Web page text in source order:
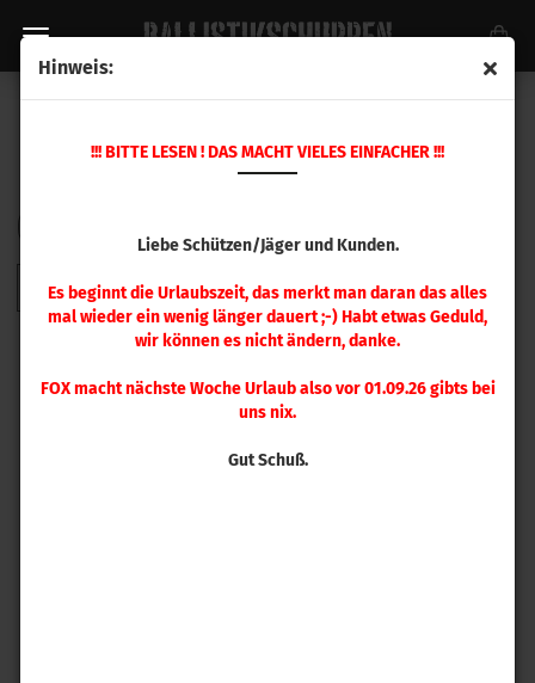
Hinweis:
!!! BITTE LESEN ! DAS MACHT VIELES EINFACHER !!!
Liebe Schützen/Jäger und Kunden.
Es beginnt die Urlaubszeit, das merkt man daran das alles
mal wieder ein wenig länger dauert ;-) Habt etwas Geduld,
wir können es nicht ändern, danke.
FOX macht nächste Woche Urlaub also vor 01.09.26 gibts bei
uns nix.
Gut Schuß.